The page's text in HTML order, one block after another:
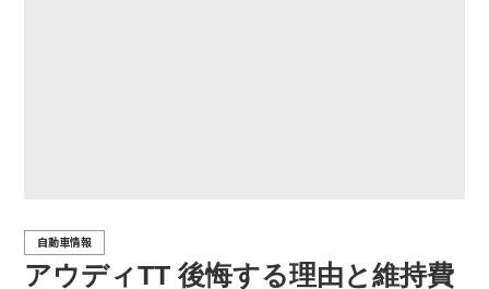
アウディTT 後悔する理由と維持費
自動車情報